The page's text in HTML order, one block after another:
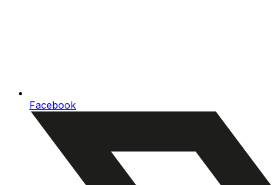
Facebook